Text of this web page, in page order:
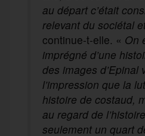
au départ c’était
relevant du sociétal
continue-t-elle. « On
imprégné d’une
des images d’Epinal
l’impression que la
histoire de costaud,
au regard de
seulement un quart